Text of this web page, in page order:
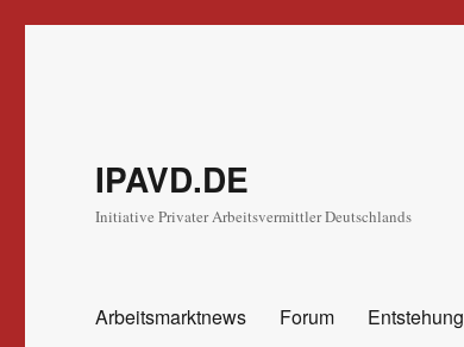
IPAVD.DE
Initiative Privater Arbeitsvermittler Deutschlands
Arbeitsmarktnews Forum Entstehung